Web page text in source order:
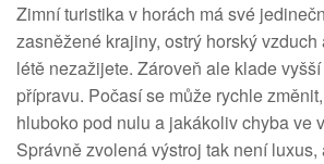
Zimní turistika v horách má své
zasněžené krajiny, ostrý horský vzduch
létě nezažijete. Zároveň ale klade
přípravu. Počasí se může rychle
hluboko pod nulu a jakákoliv chyba ve
Správně zvolená výstroj tak není luxus,